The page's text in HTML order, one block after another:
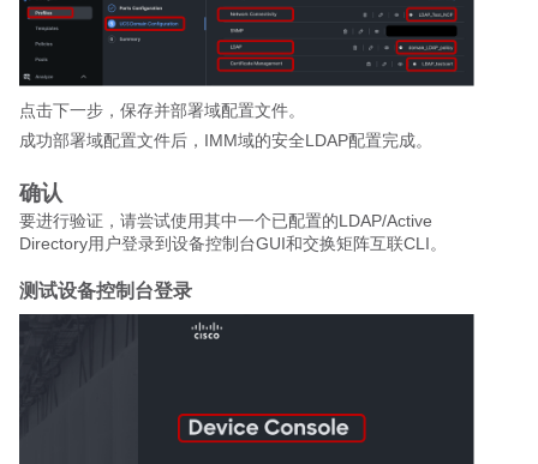
点击下一步，保存并部署域配置文件。
成功部署域配置文件后，IMM域的安全LDAP配置完成。
确认
要进行验证，请尝试使用其中一个已配置的LDAP/Active
Directory用户登录到设备控制台GUI和交换矩阵互联CLI。
测试设备控制台登录